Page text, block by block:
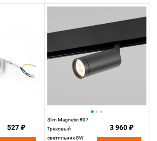
527 ₽
Slim Magnetic R07
Трековый
светильник 8W
3 960 ₽